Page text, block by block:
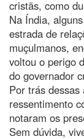
cristãs, como
Na Índia,
estrada de
muçulmanos,
voltou o perigo
do governador
Por trás dessas
ressentimento
notaram os
Sem dúvida,